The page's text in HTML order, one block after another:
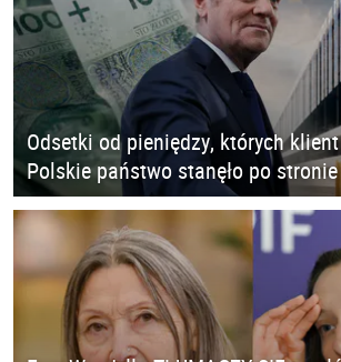
Odsetki od pieniędzy, których
Polskie państwo stanęło po